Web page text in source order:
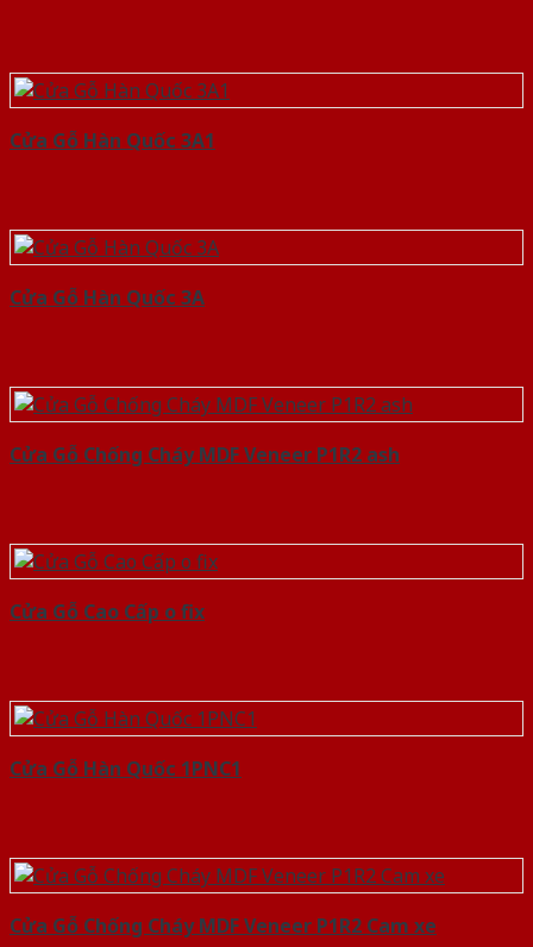
Cửa Gỗ Hàn Quốc 3A1
Cửa Gỗ Hàn Quốc 3A
Cửa Gỗ Chống Cháy MDF Veneer P1R2 ash
Cửa Gỗ Cao Cấp o fix
Cửa Gỗ Hàn Quốc 1PNC1
Cửa Gỗ Chống Cháy MDF Veneer P1R2 Cam xe